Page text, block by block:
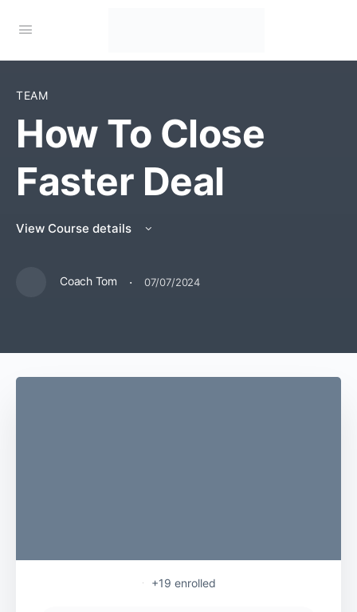
TEAM
How To Close
Faster Deal
View Course details
Coach Tom · 07/07/2024
+19 enrolled